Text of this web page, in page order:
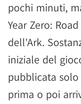
pochi minuti,
Year Zero:
dell'Ark.
iniziale del
pubblicata solo
prima o poi